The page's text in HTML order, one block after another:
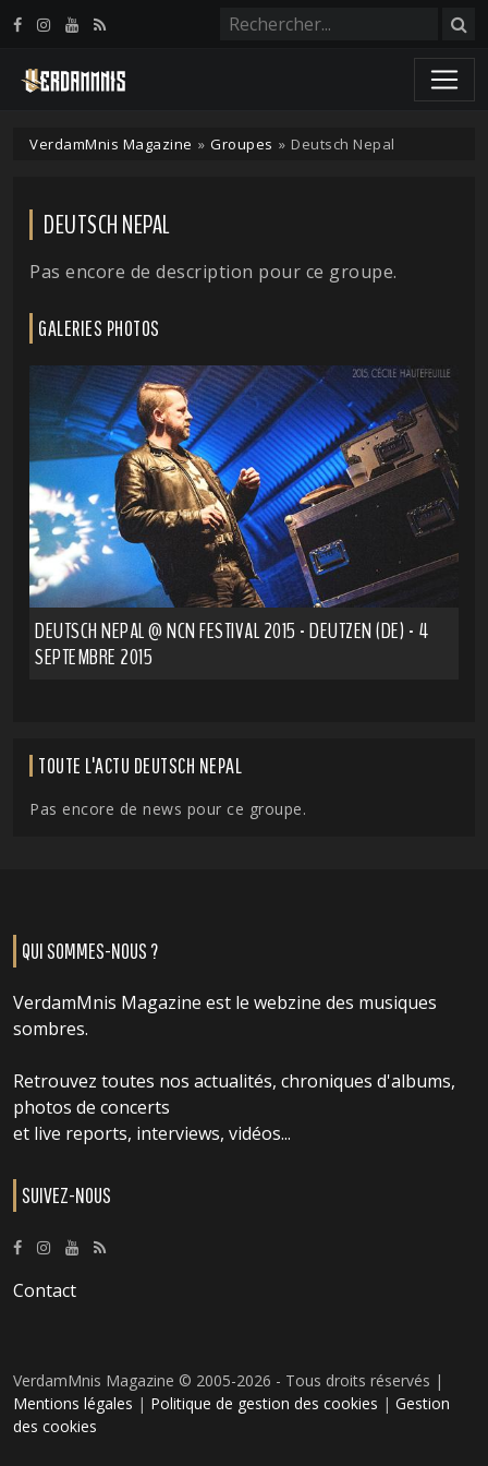
VerdamMnis Magazine » Groupes » Deutsch Nepal
DEUTSCH NEPAL
Pas encore de description pour ce groupe.
GALERIES PHOTOS
DEUTSCH NEPAL @ NCN FESTIVAL 2015 - DEUTZEN (DE) - 4
SEPTEMBRE 2015
TOUTE L'ACTU DEUTSCH NEPAL
Pas encore de news pour ce groupe.
QUI SOMMES-NOUS ?
VerdamMnis Magazine est le webzine des musiques
sombres.
Retrouvez toutes nos actualités, chroniques d'albums,
photos de concerts
et live reports, interviews, vidéos...
SUIVEZ-NOUS
Contact
VerdamMnis Magazine © 2005-2026 - Tous droits réservés |
Mentions légales | Politique de gestion des cookies | Gestion
des cookies
Panneau de gestion des cookies